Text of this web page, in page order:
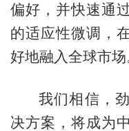
偏好，并快速通
的适应性微调，
好地融入全球市场
我们相信，
决方案，将成为